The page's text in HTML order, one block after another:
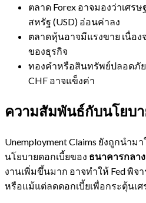
ตลาด Forex อาจมองว่าเศร
สหรัฐ (USD) อ่อนค่าลง
ตลาดหุ้นอาจมีแรงขาย เนื่อ
ของธุรกิจ
ทองคำหรือสินทรัพย์ปลอดภัย
CHF อาจแข็งค่า
ความสัมพันธ์กับนโยบา
Unemployment Claims ยังถูกนำ
นโยบายดอกเบี้ยของ ธนาคารกลา
งานเพิ่มขึ้นมาก อาจทำให้ Fed พิ
หรือแม้แต่ลดดอกเบี้ยเพื่อกระตุ้นเศ